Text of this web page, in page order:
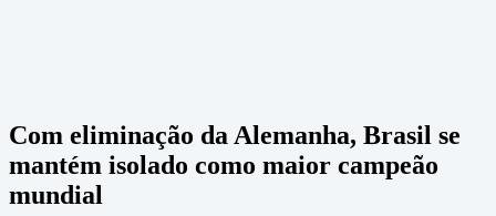
Com eliminação da Alemanha, Brasil se
mantém isolado como maior campeão
mundial